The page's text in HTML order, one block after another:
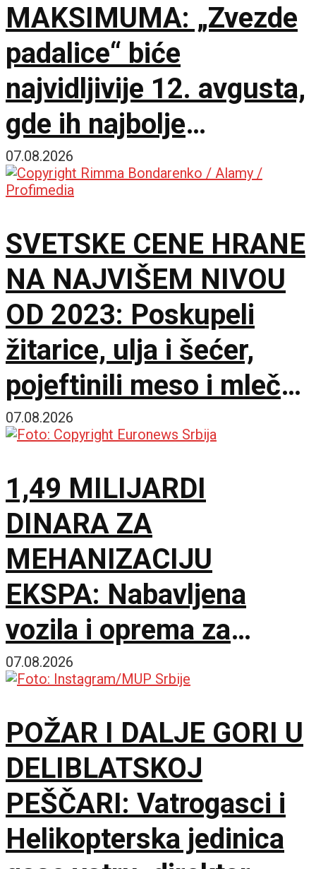
MAKSIMUMA: „Zvezde
padalice“ biće
najvidljivije 12. avgusta,
gde ih najbolje
posmatrati
07.08.2026
SVETSKE CENE HRANE
NA NAJVIŠEM NIVOU
OD 2023: Poskupeli
žitarice, ulja i šećer,
pojeftinili meso i mlečni
proizvodi
07.08.2026
1,49 MILIJARDI
DINARA ZA
MEHANIZACIJU
EKSPA: Nabavljena
vozila i oprema za
čišćenje i održavanje
07.08.2026
POŽAR I DALJE GORI U
DELIBLATSKOJ
PEŠČARI: Vatrogasci i
Helikopterska jedinica